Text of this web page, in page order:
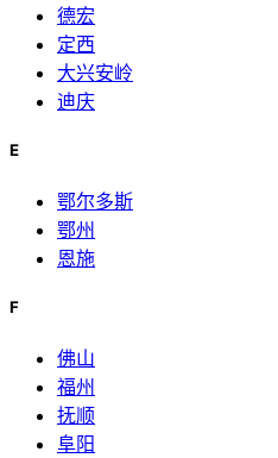
德宏
定西
大兴安岭
迪庆
E
鄂尔多斯
鄂州
恩施
F
佛山
福州
抚顺
阜阳